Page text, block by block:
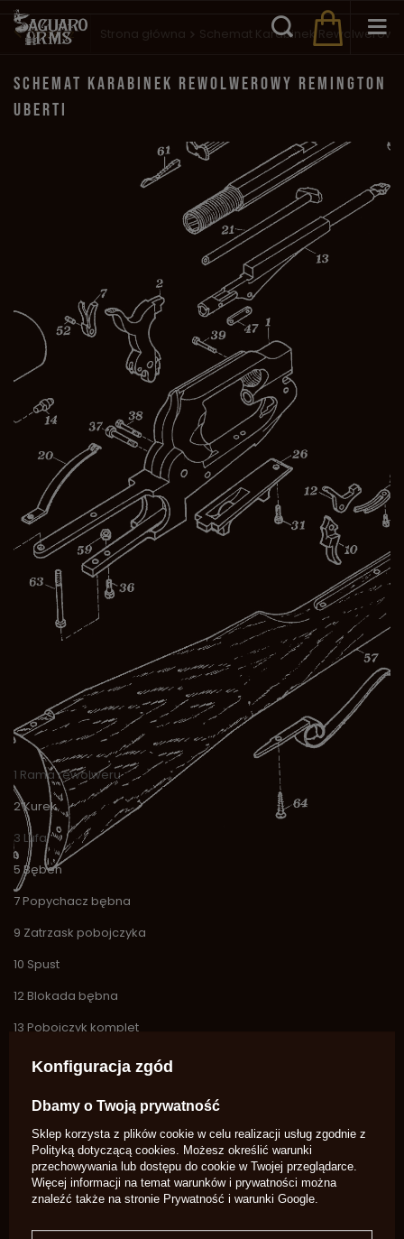
Wstecz Strona główna Schemat Karabinek
SCHEMAT KARABINEK REWOLWEROWY REMINGTON
UBERTI
1 Rama rewolweru
2 Kurek
3 Lufa
5 Bęben
7 Popychacz bębna
9 Zatrzask pobojczyka
10 Spust
12 Blokada bębna
13 Pobojczyk komplet
14 Kominek
20 Sprężyna główna Karabinek
21 Oś bębna
Konfiguracja zgód
Dbamy o Twoją prywatność
Sklep korzysta z plików cookie w celu realizacji usług zgodnie z
Polityką dotyczącą cookies. Możesz określić warunki
przechowywania lub dostępu do cookie w Twojej przeglądarce.
Więcej informacji na temat warunków i prywatności można
znaleźć także na stronie Prywatność i warunki Google.